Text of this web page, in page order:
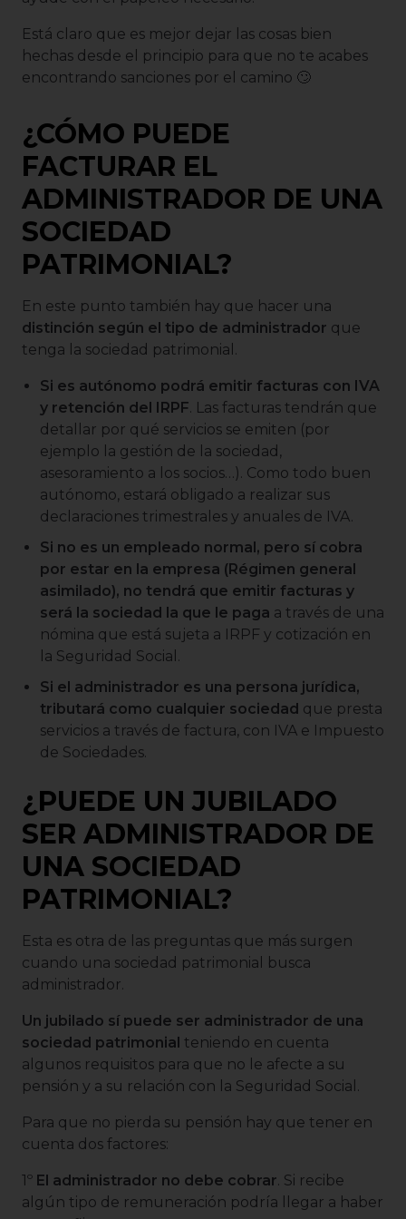
Está claro que es mejor dejar las cosas bien
hechas desde el principio para que no te acabes
encontrando sanciones por el camino 🙄
¿CÓMO PUEDE
FACTURAR EL
ADMINISTRADOR DE UNA
SOCIEDAD
PATRIMONIAL?
En este punto también hay que hacer una
distinción según el tipo de administrador que
tenga la sociedad patrimonial.
Si es autónomo podrá emitir facturas con IVA
y retención del IRPF. Las facturas tendrán que
detallar por qué servicios se emiten (por
ejemplo la gestión de la sociedad,
asesoramiento a los socios…). Como todo buen
autónomo, estará obligado a realizar sus
declaraciones trimestrales y anuales de IVA.
Si no es un empleado normal, pero sí cobra
por estar en la empresa (Régimen general
asimilado), no tendrá que emitir facturas y
será la sociedad la que le paga a través de una
nómina que está sujeta a IRPF y cotización en
la Seguridad Social.
Si el administrador es una persona jurídica,
tributará como cualquier sociedad que presta
servicios a través de factura, con IVA e Impuesto
de Sociedades.
¿PUEDE UN JUBILADO
SER ADMINISTRADOR DE
UNA SOCIEDAD
PATRIMONIAL?
Esta es otra de las preguntas que más surgen
cuando una sociedad patrimonial busca
administrador.
Un jubilado sí puede ser administrador de una
sociedad patrimonial teniendo en cuenta
algunos requisitos para que no le afecte a su
pensión y a su relación con la Seguridad Social.
Para que no pierda su pensión hay que tener en
cuenta dos factores:
1º El administrador no debe cobrar. Si recibe
algún tipo de remuneración podría llegar a haber